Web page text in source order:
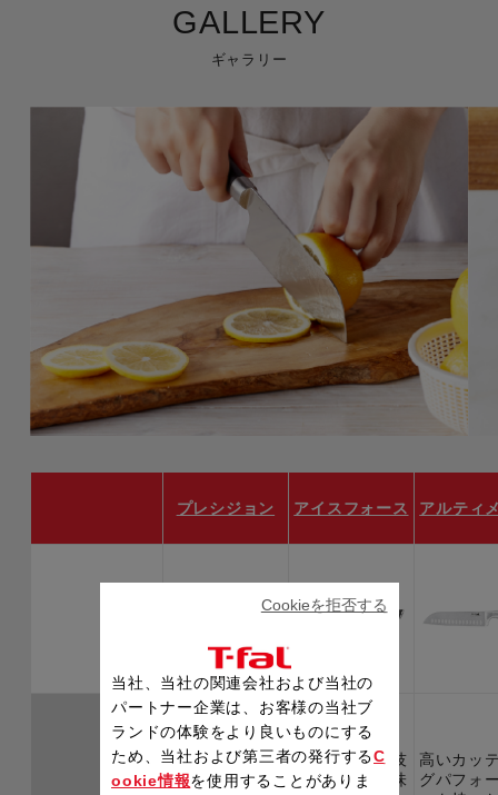
ギャラリー
GALLERY
プレシジョン アイスフォース アルティ
研ぎ澄まされた
刃で精巧なカッ
トを実現。オー
氷点下の急冷技
術で鋭い切れ味
高いカッ
グパフォ
当社、当社の関連会社および当社の
パートナー企業は、お客様の当社ブ
ランドの体験をより良いものにする
ため、当社および第三者の発行するC
ookie情報を使用することがありま
Cookieを拒否する